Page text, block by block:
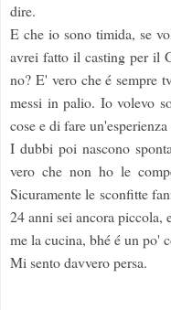
dire.
E che io sono timida, se
avrei fatto il casting per il
no? E' vero che é sempre
messi in palio. Io volevo
cose e di fare
I dubbi poi nascono
vero che non ho le
Sicuramente le sconfitte
24 anni sei ancora piccola,
me la cucina, bhé é un po'
Mi sento davvero persa.